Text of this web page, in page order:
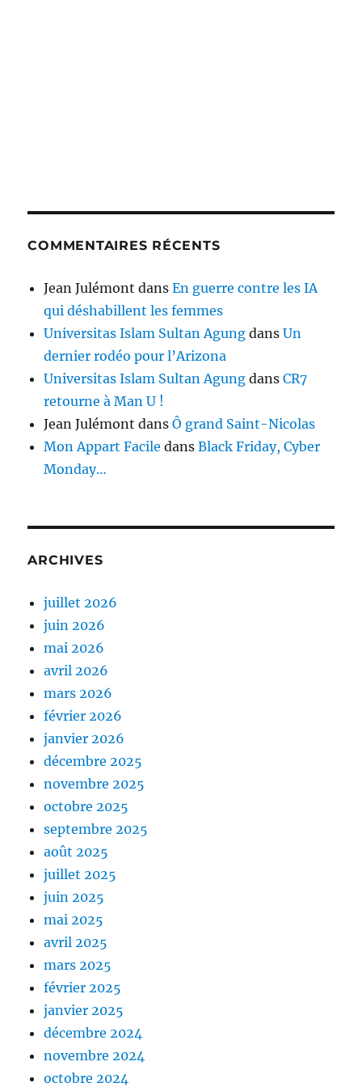
COMMENTAIRES RÉCENTS
Jean Julémont dansEn guerre contre les IA
qui déshabillent les femmes
Universitas Islam Sultan Agung dansUn
dernier rodéo pour l’Arizona
Universitas Islam Sultan Agung dansCR7
retourne à Man U !
Jean Julémont dansÔ grand Saint-Nicolas
Mon Appart Facile dansBlack Friday, Cyber
Monday…
ARCHIVES
juillet 2026
juin 2026
mai 2026
avril 2026
mars 2026
février 2026
janvier 2026
décembre 2025
novembre 2025
octobre 2025
septembre 2025
août 2025
juillet 2025
juin 2025
mai 2025
avril 2025
mars 2025
février 2025
janvier 2025
décembre 2024
novembre 2024
octobre 2024